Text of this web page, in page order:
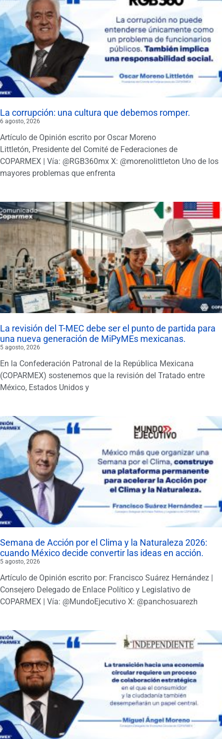
La corrupción: una cultura que debemos romper.
6 agosto, 2026
Artículo de Opinión escrito por Oscar Moreno
Littletón, Presidente del Comité de Federaciones de
COPARMEX | Vía: @RGB360mx X: @morenolittleton Uno de los
mayores problemas que enfrenta
La revisión del T-MEC debe ser el punto de partida para
una nueva generación de MiPyMEs mexicanas.
5 agosto, 2026
En la Confederación Patronal de la República Mexicana
(COPARMEX) sostenemos que la revisión del Tratado entre
México, Estados Unidos y
Semana de Acción por el Clima y la Naturaleza 2026:
cuando México decide convertir las ideas en acción.
5 agosto, 2026
Artículo de Opinión escrito por: Francisco Suárez Hernández |
Consejero Delegado de Enlace Político y Legislativo de
COPARMEX | Vía: @MundoEjecutivo X: @panchosuarezh